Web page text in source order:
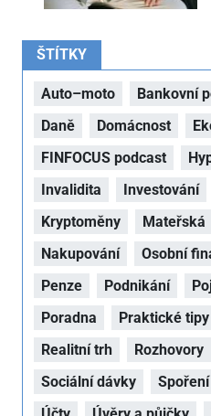
ŠTÍTKY
Auto–moto Bankovní
Daně
Domácnost
FINFOCUS podcast
Invalidita
Investování
Kryptoměny
Mateřská
Nakupování
Osobní
Penze
Podnikání
Poradna
Praktické tipy
Realitní trh
Rozhovory
Sociální dávky
Spoření